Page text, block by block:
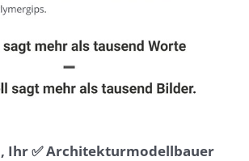
Ihr ✅ Architekturmodellbauer